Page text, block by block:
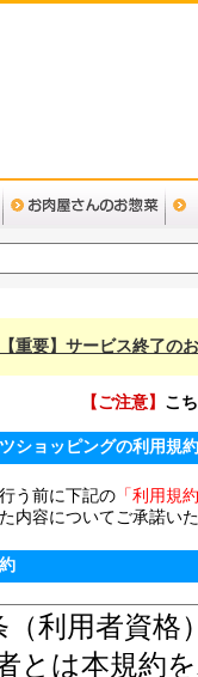
【重要】サービス終了の
【ご注意】 こ
ショッピングの利用規
う前に下記の 「利用規
内容についてご承諾い